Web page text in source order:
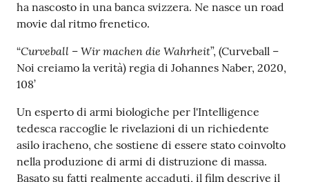
ha nascosto in una banca svizzera. Ne nasce un road
movie dal ritmo frenetico.
“Curveball – Wir machen die Wahrheit”, (Curveball –
Noi creiamo la verità) regia di Johannes Naber, 2020,
108’
Un esperto di armi biologiche per l'Intelligence
tedesca raccoglie le rivelazioni di un richiedente
asilo iracheno, che sostiene di essere stato coinvolto
nella produzione di armi di distruzione di massa.
Basato su fatti realmente accaduti, il film descrive il